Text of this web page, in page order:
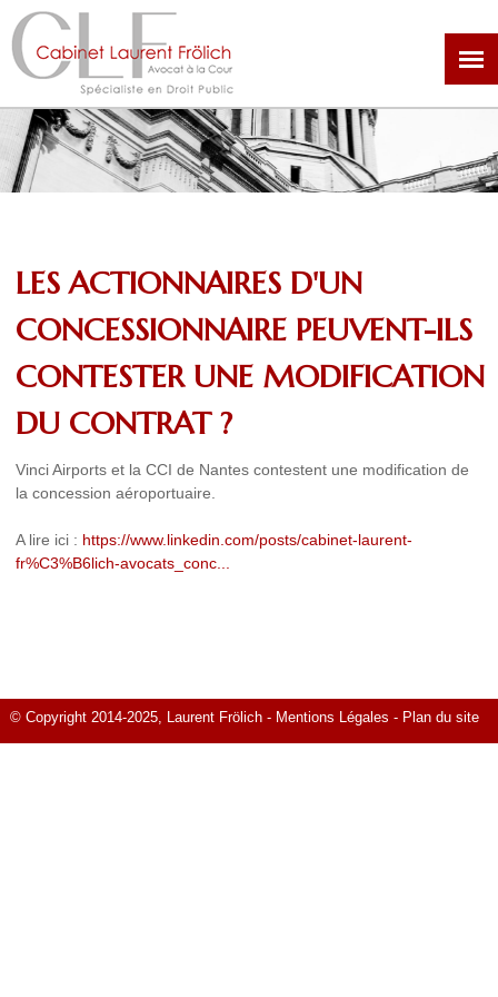
Aller
au
contenu
principal
LES ACTIONNAIRES D'UN
CONCESSIONNAIRE PEUVENT-ILS
CONTESTER UNE MODIFICATION
DU CONTRAT ?
Vinci Airports et la CCI de Nantes contestent une modification de
la concession aéroportuaire.
A lire ici : https://www.linkedin.com/posts/cabinet-laurent-
fr%C3%B6lich-avocats_conc...
© Copyright 2014-2025, Laurent Frölich - Mentions Légales - Plan du site